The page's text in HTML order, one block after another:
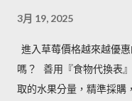
3月 19, 2025
進入草莓價格越來越優
嗎？ ​ 善用『食物代換表
取的水果分量，精準採